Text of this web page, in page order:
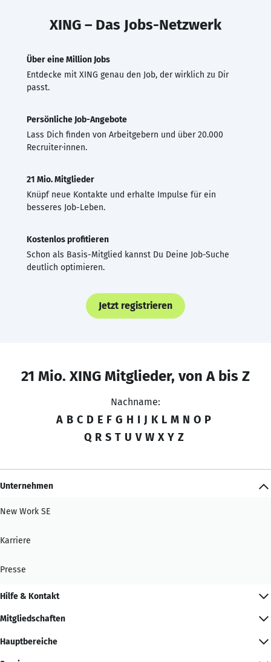
XING – Das Jobs-Netzwerk
Über eine Million Jobs
Entdecke mit XING genau den Job, der wirklich zu Dir
passt.
Persönliche Job-Angebote
Lass Dich finden von Arbeitgebern und über 20.000
Recruiter·innen.
21 Mio. Mitglieder
Knüpf neue Kontakte und erhalte Impulse für ein
besseres Job-Leben.
Kostenlos profitieren
Schon als Basis-Mitglied kannst Du Deine Job-Suche
deutlich optimieren.
Jetzt registrieren
21 Mio. XING Mitglieder, von A bis Z
Nachname:
A B C D E F G H I J K L M N O P
Q R S T U V W X Y Z
Unternehmen
New Work SE
Karriere
Presse
Hilfe & Kontakt
Mitgliedschaften
Hauptbereiche